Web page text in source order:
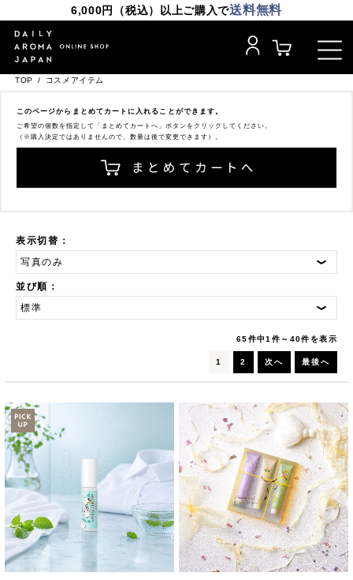
6,000円（税込）以上ご購入で送料無料
TOP コスメアイテム
このページからまとめてカートに入れることができます。
ご希望の個数を指定して「まとめてカートへ」ボタンをクリックしてください。
（※購入決定ではありませんので、数量は後で変更できます）。
表示切替：
並び順：
65件中1件～40件を表示
1 2 次へ 最後へ